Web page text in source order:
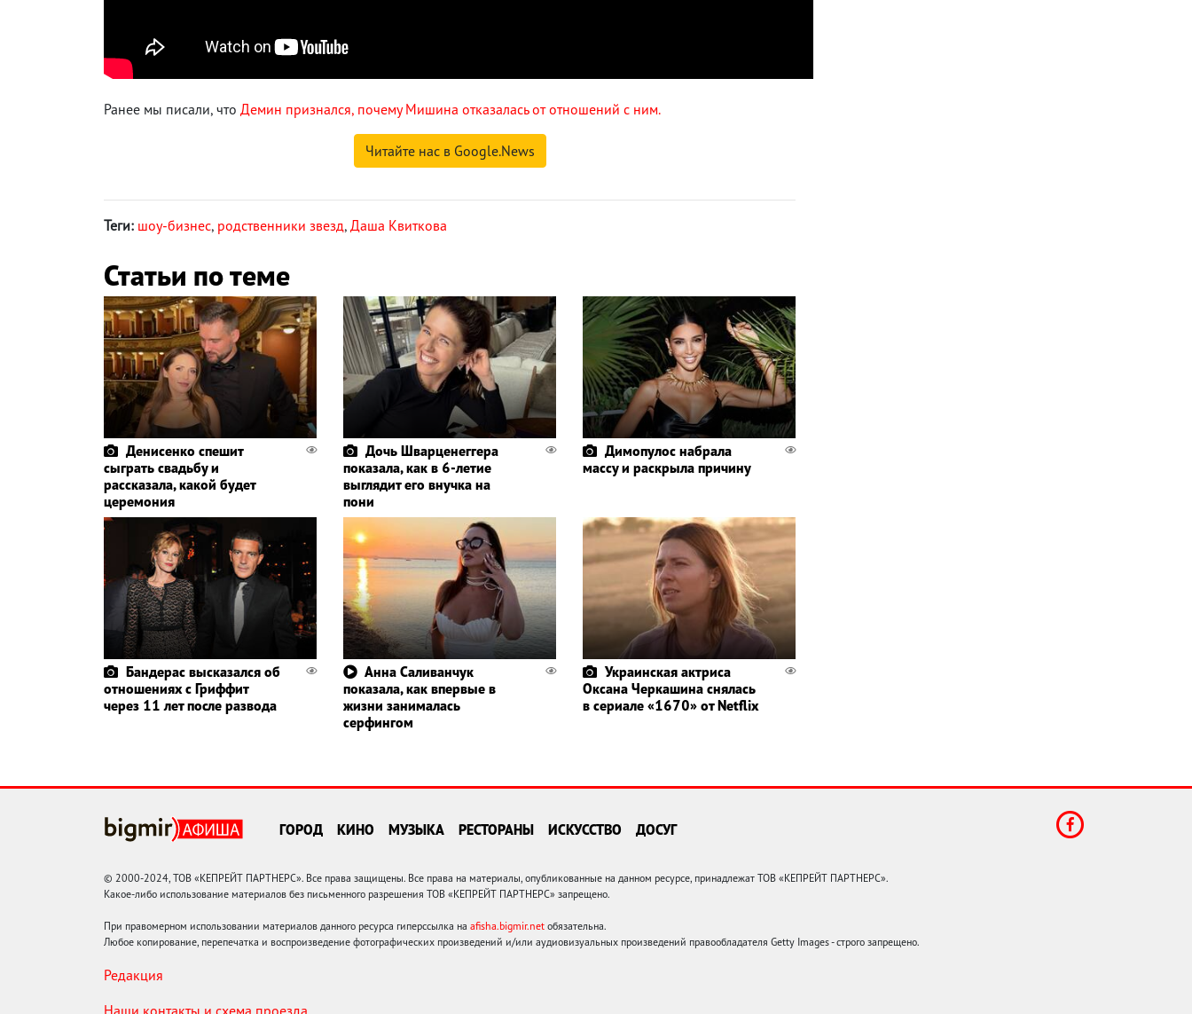
Ранее мы писали, что Демин признался, почему Мишина отказалась от отношений с ним.
Читайте нас в Google.News
Теги: шоу-бизнес, родственники звезд, Даша Квиткова
Статьи по теме
Денисенко спешит
сыграть свадьбу и
рассказала, какой будет
церемония
Дочь Шварценеггера
показала, как в 6-летие
выглядит его внучка на
пони
Димопулос набрала
массу и раскрыла причину
Бандерас высказался об
отношениях с Гриффит
через 11 лет после развода
Анна Саливанчук
показала, как впервые в
жизни занималась
серфингом
Украинская актриса
Оксана Черкашина снялась
в сериале «1670» от Netflix
ГОРОД КИНО МУЗЫКА РЕСТОРАНЫ ИСКУССТВО ДОСУГ
© 2000-2024, ТОВ «КЕПРЕЙТ ПАРТНЕРС». Все права защищены. Все права на материалы, опубликованные на данном ресурсе, принадлежат ТОВ «КЕПРЕЙТ ПАРТНЕРС».
Какое-либо использование материалов без письменного разрешения ТОВ «КЕПРЕЙТ ПАРТНЕРС» запрещено.
При правомерном использовании материалов данного ресурса гиперссылка на afisha.bigmir.net обязательна.
Любое копирование, перепечатка и воспроизведение фотографических произведений и/или аудиовизуальных произведений правообладателя Getty Images - строго запрещено.
Редакция
Наши контакты и схема проезда